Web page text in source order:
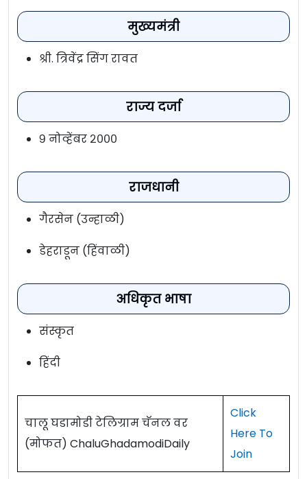
मुख्यमंत्री
श्री. त्रिवेंद्र सिंग रावत
राज्य दर्जा
९ नोव्हेंबर २०००
राजधानी
गैरसेन (उन्हाळी)
डेहराडून (हिंवाळी)
अधिकृत भाषा
संस्कृत
हिंदी
चालू घडामोडी टेलिग्राम चॅनल वर
(मोफत) ChaluGhadamodiDaily
Click
Here To
Join